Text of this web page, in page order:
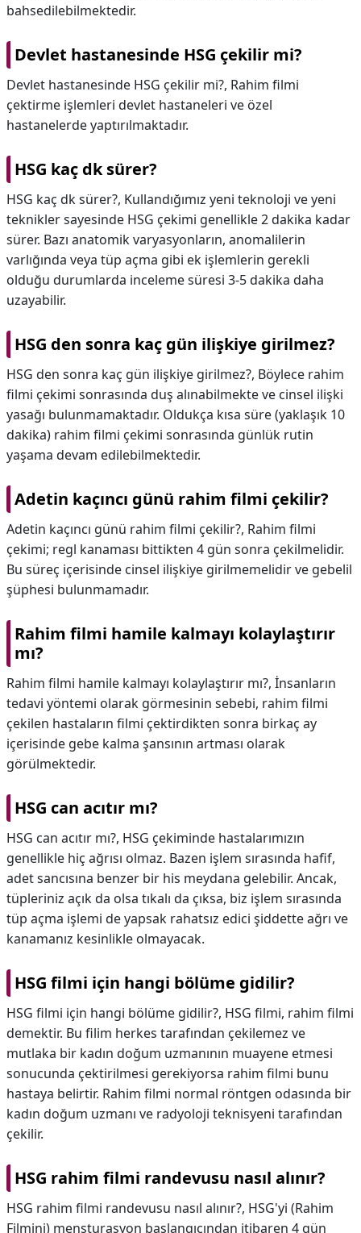
bahsedilebilmektedir.
Devlet hastanesinde HSG çekilir mi?
Devlet hastanesinde HSG çekilir mi?, Rahim filmi
çektirme işlemleri devlet hastaneleri ve özel
hastanelerde yaptırılmaktadır.
HSG kaç dk sürer?
HSG kaç dk sürer?, Kullandığımız yeni teknoloji ve yeni
teknikler sayesinde HSG çekimi genellikle 2 dakika kadar
sürer. Bazı anatomik varyasyonların, anomalilerin
varlığında veya tüp açma gibi ek işlemlerin gerekli
olduğu durumlarda inceleme süresi 3-5 dakika daha
uzayabilir.
HSG den sonra kaç gün ilişkiye girilmez?
HSG den sonra kaç gün ilişkiye girilmez?, Böylece rahim
filmi çekimi sonrasında duş alınabilmekte ve cinsel ilişki
yasağı bulunmamaktadır. Oldukça kısa süre (yaklaşık 10
dakika) rahim filmi çekimi sonrasında günlük rutin
yaşama devam edilebilmektedir.
Adetin kaçıncı günü rahim filmi çekilir?
Adetin kaçıncı günü rahim filmi çekilir?, Rahim filmi
çekimi; regl kanaması bittikten 4 gün sonra çekilmelidir.
Bu süreç içerisinde cinsel ilişkiye girilmemelidir ve gebelil
şüphesi bulunmamadır.
Rahim filmi hamile kalmayı kolaylaştırır
mı?
Rahim filmi hamile kalmayı kolaylaştırır mı?, İnsanların
tedavi yöntemi olarak görmesinin sebebi, rahim filmi
çekilen hastaların filmi çektirdikten sonra birkaç ay
içerisinde gebe kalma şansının artması olarak
görülmektedir.
HSG can acıtır mı?
HSG can acıtır mı?, HSG çekiminde hastalarımızın
genellikle hiç ağrısı olmaz. Bazen işlem sırasında hafif,
adet sancısına benzer bir his meydana gelebilir. Ancak,
tüpleriniz açık da olsa tıkalı da çıksa, biz işlem sırasında
tüp açma işlemi de yapsak rahatsız edici şiddette ağrı ve
kanamanız kesinlikle olmayacak.
HSG filmi için hangi bölüme gidilir?
HSG filmi için hangi bölüme gidilir?, HSG filmi, rahim filmi
demektir. Bu filim herkes tarafından çekilemez ve
mutlaka bir kadın doğum uzmanının muayene etmesi
sonucunda çektirilmesi gerekiyorsa rahim filmi bunu
hastaya belirtir. Rahim filmi normal röntgen odasında bir
kadın doğum uzmanı ve radyoloji teknisyeni tarafından
çekilir.
HSG rahim filmi randevusu nasıl alınır?
HSG rahim filmi randevusu nasıl alınır?, HSG'yi (Rahim
Filmini) mensturasyon başlangıcından itibaren 4 gün